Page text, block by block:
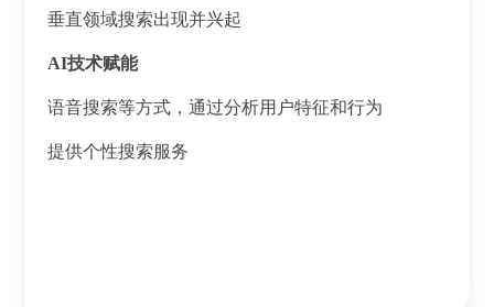
垂直领域搜索出现并兴起
AI技术赋能
语音搜索等方式，通过分析用户特征和行为
提供个性搜索服务